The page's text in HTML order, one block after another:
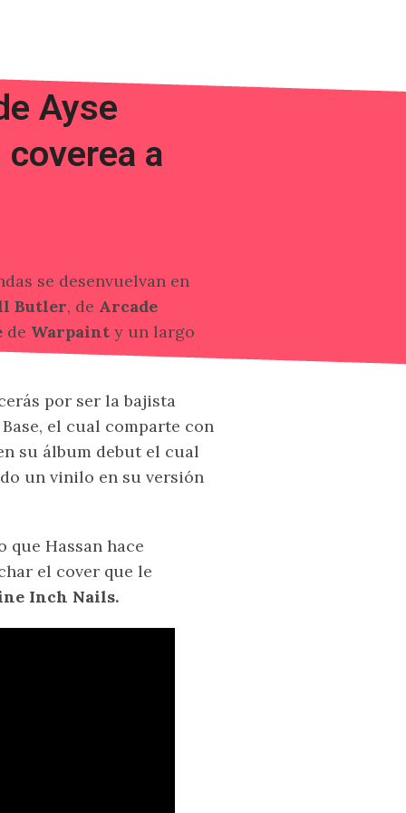
Ayse
a
se desenvuelvan en
Butler, de Arcade
de Warpaint y un largo
por ser la bajista
el cual comparte con
su álbum debut el cual
un vinilo en su versión
Hassan hace
el cover que le
Inch Nails.